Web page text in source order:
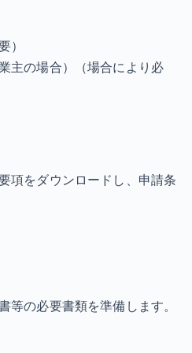
）
主の場合）
（場合により必
項をダウンロードし、申請条
等の必要書類を準備します。